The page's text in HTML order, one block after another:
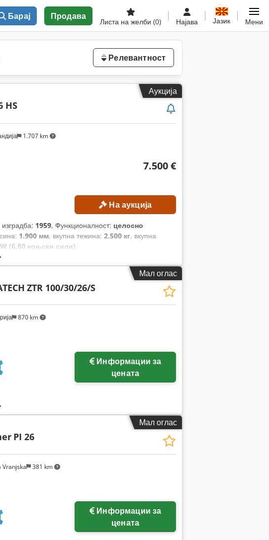
Барај Продава
Листа на желби (0) Најава Јазик Мени
Релевантност
Аукција
1.707 km
HS
7.500 €
На аукција
1959, Функционалност: целосно
1.900 мм, вкупна тежина: 2.500 кг, вкупна
(6,80 коњски сили),
Мал оглас
Побарајте повеќе
870 km
ZTR 100/30/26/S
цената
Мал оглас
381 km
PI 26
цената